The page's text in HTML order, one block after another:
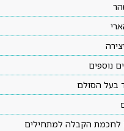
נוספים
בעל הסולם
לחכמת הקבלה למתחילים